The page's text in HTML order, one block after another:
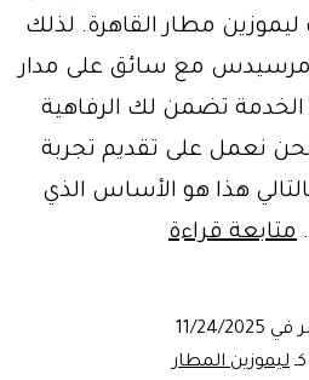
مطار القاهرة. لذلك
مرسيدس مع سائق على مدار
الخدمة تضمن لك الرفاهية
نحن نعمل على تقديم تجربة
هذا هو الأساس الذي
متابعة قراءةخدمة
في 11/24/2025
ليموزين المطار